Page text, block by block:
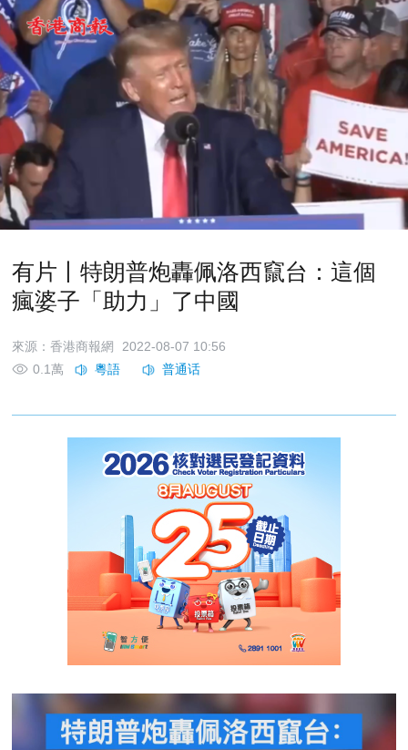
有片丨特朗普炮轟佩洛西竄台：這個
瘋婆子「助力」了中國
來源：香港商報網
2022-08-07 10:56
0.1萬